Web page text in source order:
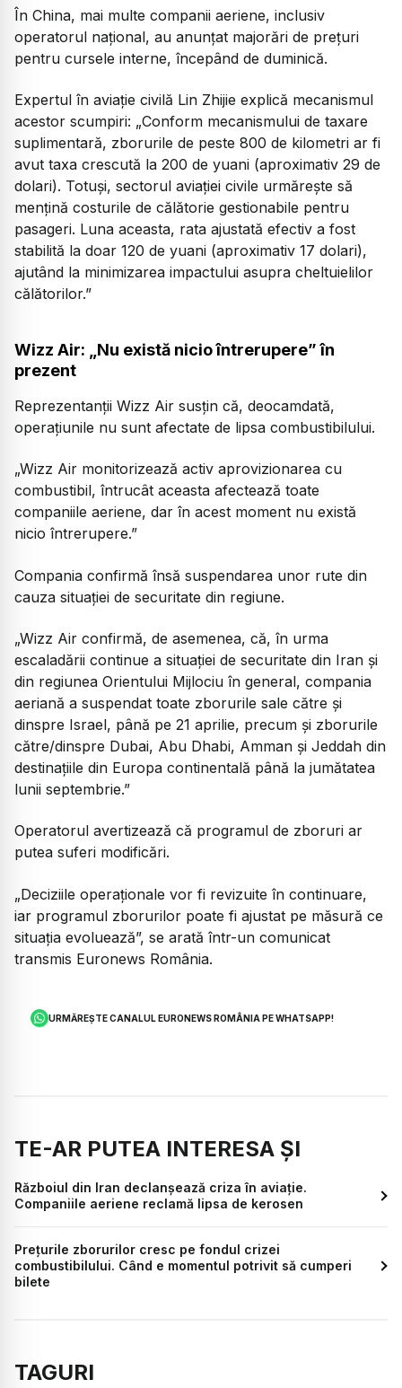
În China, mai multe companii aeriene, inclusiv
operatorul național, au anunțat majorări de prețuri
pentru cursele interne, începând de duminică.
Expertul în aviație civilă Lin Zhijie explică mecanismul
acestor scumpiri: „Conform mecanismului de taxare
suplimentară, zborurile de peste 800 de kilometri ar fi
avut taxa crescută la 200 de yuani (aproximativ 29 de
dolari). Totuși, sectorul aviației civile urmărește să
mențină costurile de călătorie gestionabile pentru
pasageri. Luna aceasta, rata ajustată efectiv a fost
stabilită la doar 120 de yuani (aproximativ 17 dolari),
ajutând la minimizarea impactului asupra cheltuielilor
călătorilor.”
Wizz Air: „Nu există nicio întrerupere” în
prezent
Reprezentanții Wizz Air susțin că, deocamdată,
operațiunile nu sunt afectate de lipsa combustibilului.
„Wizz Air monitorizează activ aprovizionarea cu
combustibil, întrucât aceasta afectează toate
companiile aeriene, dar în acest moment nu există
nicio întrerupere.”
Compania confirmă însă suspendarea unor rute din
cauza situației de securitate din regiune.
„Wizz Air confirmă, de asemenea, că, în urma
escaladării continue a situației de securitate din Iran și
din regiunea Orientului Mijlociu în general, compania
aeriană a suspendat toate zborurile sale către și
dinspre Israel, până pe 21 aprilie, precum și zborurile
către/dinspre Dubai, Abu Dhabi, Amman și Jeddah din
destinațiile din Europa continentală până la jumătatea
lunii septembrie.”
Operatorul avertizează că programul de zboruri ar
putea suferi modificări.
„Deciziile operaționale vor fi revizuite în continuare,
iar programul zborurilor poate fi ajustat pe măsură ce
situația evoluează”, se arată într-un comunicat
transmis Euronews România.
URMĂREȘTE CANALUL EURONEWS ROMÂNIA PE WHATSAPP!
TE-AR PUTEA INTERESA ȘI
Războiul din Iran declanșează criza în aviație.
Companiile aeriene reclamă lipsa de kerosen
Prețurile zborurilor cresc pe fondul crizei
combustibilului. Când e momentul potrivit să cumperi
bilete
TAGURI